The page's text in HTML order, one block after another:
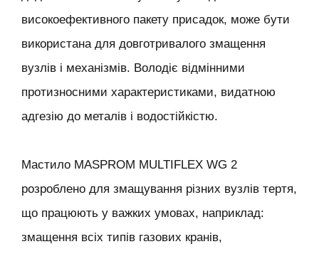
високоефективного пакету присадок, може бути
використана для довготривалого змащення
вузлів і механізмів. Володіє відмінними
протизносними характеристиками, видатною
адгезію до металів і водостійкістю.
Мастило MASPROM MULTIFLEX WG 2
розроблено для змащування різних вузлів тертя,
що працюють у важких умовах, наприклад:
змащення всіх типів газових кранів,